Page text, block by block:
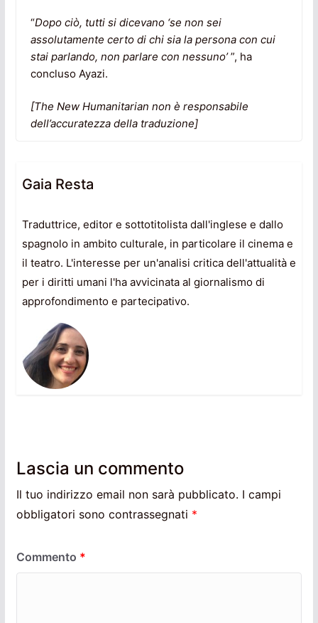
“Dopo ciò, tutti si dicevano ‘se non sei
assolutamente certo di chi sia la persona con cui
stai parlando, non parlare con nessuno’”, ha
concluso Ayazi.
[The New Humanitarian non è responsabile
dell’accuratezza della traduzione]
Gaia Resta
Traduttrice, editor e sottotitolista dall'inglese e dallo
spagnolo in ambito culturale, in particolare il cinema e
il teatro. L'interesse per un'analisi critica dell'attualità e
per i diritti umani l'ha avvicinata al giornalismo di
approfondimento e partecipativo.
Lascia un commento
Il tuo indirizzo email non sarà pubblicato. I campi
obbligatori sono contrassegnati *
Commento *